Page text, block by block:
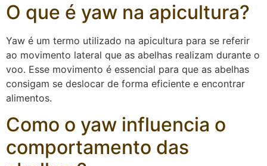
O que é yaw na apicultura?
Yaw é um termo utilizado na apicultura para se referir
ao movimento lateral que as abelhas realizam durante o
voo. Esse movimento é essencial para que as abelhas
consigam se deslocar de forma eficiente e encontrar
alimentos.
Como o yaw influencia o
comportamento das